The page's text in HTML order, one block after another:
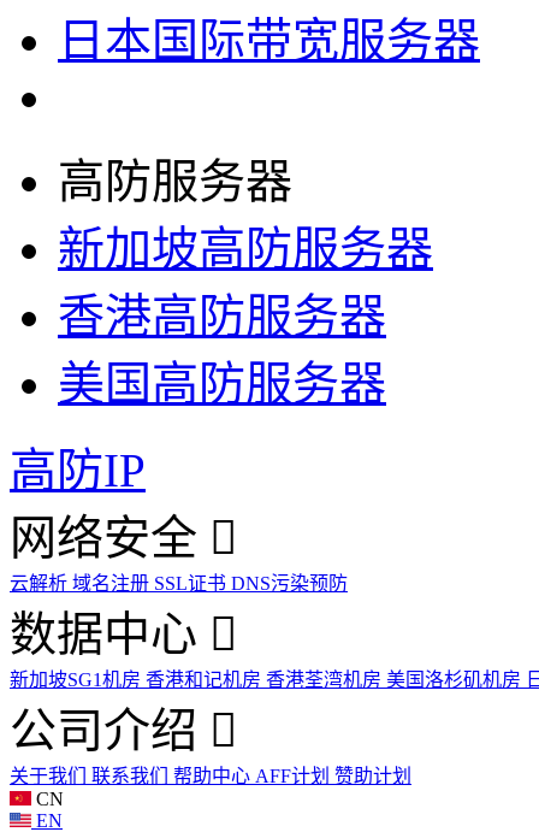
日本国际带宽服务器
高防服务器
新加坡高防服务器
香港高防服务器
美国高防服务器
高防IP
网络安全
云解析 域名注册 SSL证书 DNS污染预防
数据中心
新加坡SG1机房 香港和记机房 香港荃湾机房 美国洛杉矶机房
公司介绍
关于我们 联系我们 帮助中心 AFF计划 赞助计划
CN
EN